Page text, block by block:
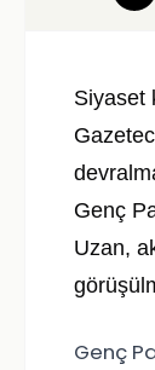
Siyaset
Genç
Uzan,
Genç